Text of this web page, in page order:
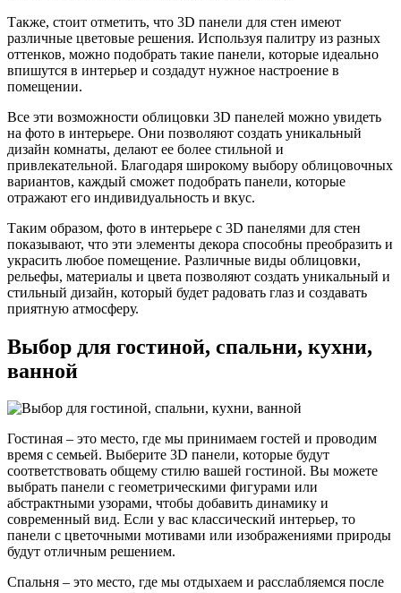
Также, стоит отметить, что 3D панели для стен имеют
различные цветовые решения. Используя палитру из разных
оттенков, можно подобрать такие панели, которые идеально
впишутся в интерьер и создадут нужное настроение в
помещении.
Все эти возможности облицовки 3D панелей можно увидеть
на фото в интерьере. Они позволяют создать уникальный
дизайн комнаты, делают ее более стильной и
привлекательной. Благодаря широкому выбору облицовочных
вариантов, каждый сможет подобрать панели, которые
отражают его индивидуальность и вкус.
Таким образом, фото в интерьере с 3D панелями для стен
показывают, что эти элементы декора способны преобразить и
украсить любое помещение. Различные виды облицовки,
рельефы, материалы и цвета позволяют создать уникальный и
стильный дизайн, который будет радовать глаз и создавать
приятную атмосферу.
Выбор для гостиной, спальни, кухни,
ванной
Гостиная – это место, где мы принимаем гостей и проводим
время с семьей. Выберите 3D панели, которые будут
соответствовать общему стилю вашей гостиной. Вы можете
выбрать панели с геометрическими фигурами или
абстрактными узорами, чтобы добавить динамику и
современный вид. Если у вас классический интерьер, то
панели с цветочными мотивами или изображениями природы
будут отличным решением.
Спальня – это место, где мы отдыхаем и расслабляемся после